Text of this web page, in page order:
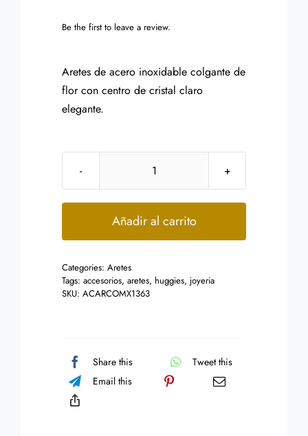
Be the first to leave a review.
Aretes de acero inoxidable colgante de
flor con centro de cristal claro
elegante.
Aretes
Colgante
Claro
Añadir al carrito
Categories: Aretes
Tags: accesorios, aretes, huggies, joyeria
SKU: ACARCOMX1363
Share this
Tweet this
Email this